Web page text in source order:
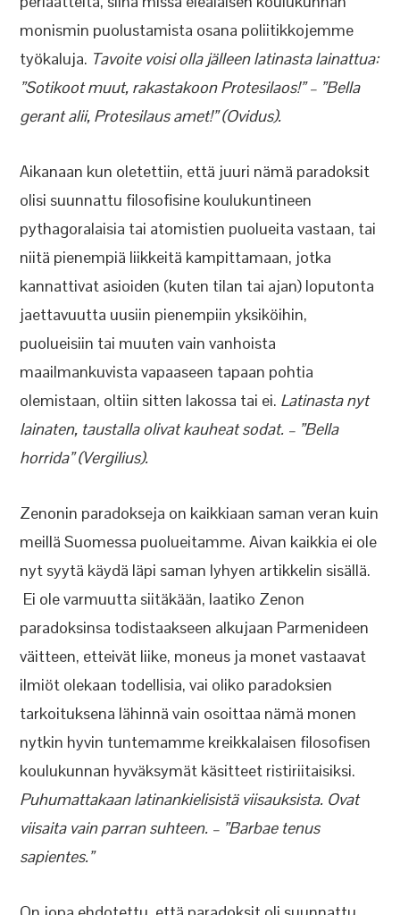
monismin puolustamista osana poliitikkojemme
työkaluja. Tavoite voisi olla jälleen latinasta lainattua:
”Sotikoot muut, rakastakoon Protesilaos!” – ”Bella
gerant alii, Protesilaus amet!” (Ovidus).
Aikanaan kun oletettiin, että juuri nämä paradoksit
olisi suunnattu filosofisine koulukuntineen
pythagoralaisia tai atomistien puolueita vastaan, tai
niitä pienempiä liikkeitä kampittamaan, jotka
kannattivat asioiden (kuten tilan tai ajan) loputonta
jaettavuutta uusiin pienempiin yksiköihin,
puolueisiin tai muuten vain vanhoista
maailmankuvista vapaaseen tapaan pohtia
olemistaan, oltiin sitten lakossa tai ei. Latinasta nyt
lainaten, taustalla olivat kauheat sodat. – ”Bella
horrida” (Vergilius).
Zenonin paradokseja on kaikkiaan saman veran kuin
meillä Suomessa puolueitamme. Aivan kaikkia ei ole
nyt syytä käydä läpi saman lyhyen artikkelin sisällä.
Ei ole varmuutta siitäkään, laatiko Zenon
paradoksinsa todistaakseen alkujaan Parmenideen
väitteen, etteivät liike, moneus ja monet vastaavat
ilmiöt olekaan todellisia, vai oliko paradoksien
tarkoituksena lähinnä vain osoittaa nämä monen
nytkin hyvin tuntemamme kreikkalaisen filosofisen
koulukunnan hyväksymät käsitteet ristiriitaisiksi.
Puhumattakaan latinankielisistä viisauksista. Ovat
viisaita vain parran suhteen. – ”Barbae tenus
sapientes.”